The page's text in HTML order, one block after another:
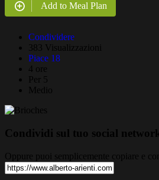
Add to Meal Plan
Condividere
383 Visualizzazioni
Piace 18
4 ore
Per 5
Medio
Condividi sul tuo social
Oppure puoi semplicemente copiare e